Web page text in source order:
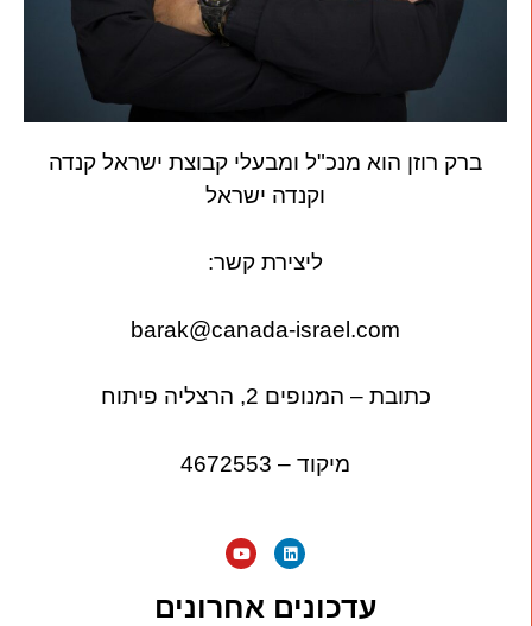
ברק רוזן הוא מנכ"ל ומבעלי קבוצת ישראל קנדה
וקנדה ישראל
ליצירת קשר:
barak@canada-israel.com
כתובת – המנופים 2, הרצליה פיתוח
מיקוד – 4672553
עדכונים אחרונים